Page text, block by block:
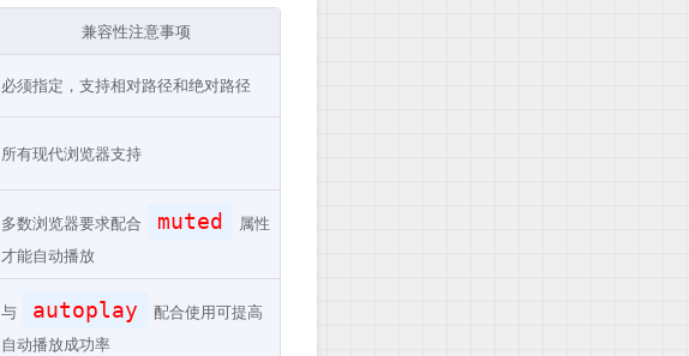
兼容性注意事项
必须指定，支持相对路径和绝对路径
所有现代浏览器支持
多数浏览器要求配合 muted
属性
才能自动播放
与 autoplay
配合使用可提高
自动播放成功率